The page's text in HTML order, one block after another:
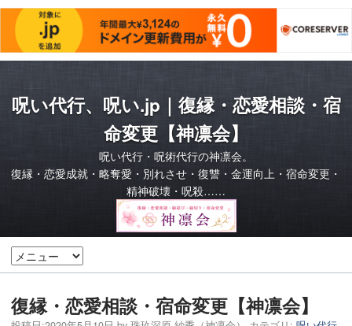
呪い代行、呪い.jp｜復縁・恋愛相談・宿
命変更【神凛会】
呪い代行・呪術代行の神凛会。
復縁・恋愛成就・略奪愛・別れさせ・復讐・金運向上・宿命変更・
精神破壊・呪殺……
復縁・恋愛相談・宿命変更【神凛会】